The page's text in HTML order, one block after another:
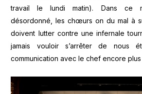
travail le lundi matin). Dans ce
désordonné, les chœurs on du mal à
doivent lutter contre une infernale
jamais vouloir s’arrêter de nous
communication avec le chef encore